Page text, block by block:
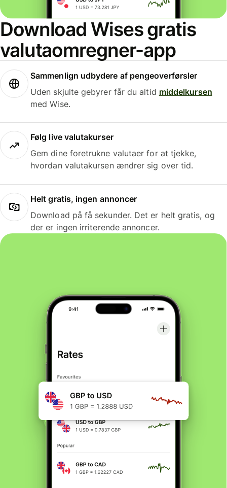
Download Wises gratis
valutaomregner-app
Sammenlign udbydere af pengeoverførsler
Uden skjulte gebyrer får du altid middelkursen
med Wise.
Følg live valutakurser
Gem dine foretrukne valutaer for at tjekke,
hvordan valutakursen ændrer sig over tid.
Helt gratis, ingen annoncer
Download på få sekunder. Det er helt gratis, og
der er ingen irriterende annoncer.